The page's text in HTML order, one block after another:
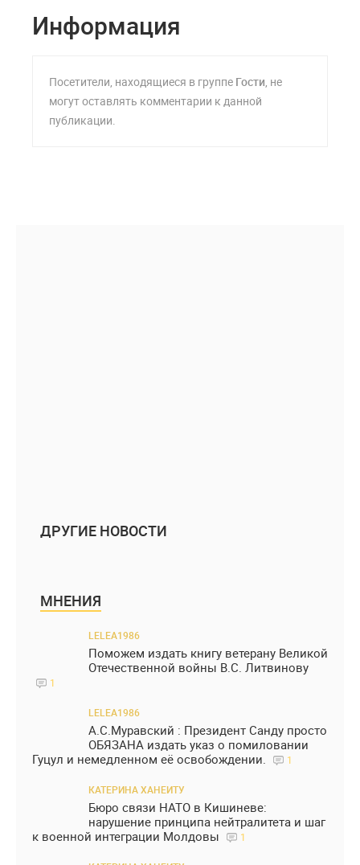
Информация
Посетители, находящиеся в группе Гости, не
могут оставлять комментарии к данной
публикации.
ДРУГИЕ НОВОСТИ
МНЕНИЯ
LELEA1986
Поможем издать книгу ветерану Великой
Отечественной войны В.С. Литвинову
1
LELEA1986
А.С.Муравский : Президент Санду просто
ОБЯЗАНА издать указ о помиловании
Гуцул и немедленном её освобождении.
1
КАТЕРИНА ХАНЕИТУ
Бюро связи НАТО в Кишиневе:
нарушение принципа нейтралитета и шаг
к военной интеграции Молдовы
1